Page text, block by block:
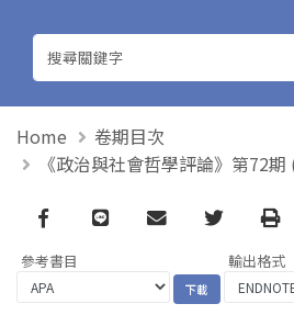
Home
卷期目次
《政治與社會哲學評論》第72
Facebook
line email TwitterPrint
參考書目 輸出格式